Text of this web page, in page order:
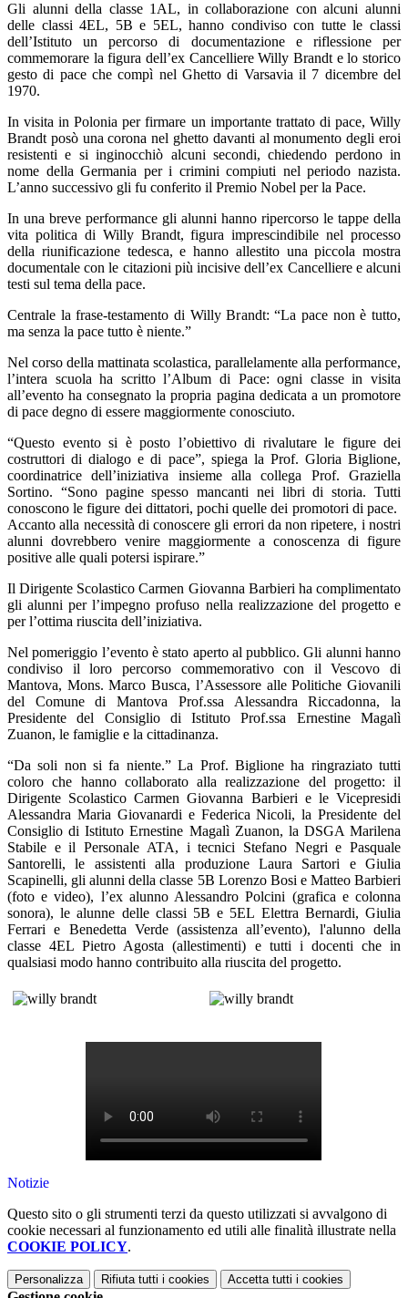
Gli alunni della classe 1AL, in collaborazione con alcuni alunni
delle classi 4EL, 5B e 5EL, hanno condiviso con tutte le classi
dell’Istituto un percorso di documentazione e riflessione per
commemorare la figura dell’ex Cancelliere Willy Brandt e lo storico
gesto di pace che compì nel Ghetto di Varsavia il 7 dicembre del
1970.
In visita in Polonia per firmare un importante trattato di pace, Willy
Brandt posò una corona nel ghetto davanti al monumento degli eroi
resistenti e si inginocchiò alcuni secondi, chiedendo perdono in
nome della Germania per i crimini compiuti nel periodo nazista.
L’anno successivo gli fu conferito il Premio Nobel per la Pace.
In una breve performance gli alunni hanno ripercorso le tappe della
vita politica di Willy Brandt, figura imprescindibile nel processo
della riunificazione tedesca, e hanno allestito una piccola mostra
documentale con le citazioni più incisive dell’ex Cancelliere e alcuni
testi sul tema della pace.
Centrale la frase-testamento di Willy Brandt: “La pace non è tutto,
ma senza la pace tutto è niente.”
Nel corso della mattinata scolastica, parallelamente alla performance,
l’intera scuola ha scritto l’Album di Pace: ogni classe in visita
all’evento ha consegnato la propria pagina dedicata a un promotore
di pace degno di essere maggiormente conosciuto.
“Questo evento si è posto l’obiettivo di rivalutare le figure dei
costruttori di dialogo e di pace”, spiega la Prof. Gloria Biglione,
coordinatrice dell’iniziativa insieme alla collega Prof. Graziella
Sortino. “Sono pagine spesso mancanti nei libri di storia. Tutti
conoscono le figure dei dittatori, pochi quelle dei promotori di pace.
Accanto alla necessità di conoscere gli errori da non ripetere, i nostri
alunni dovrebbero venire maggiormente a conoscenza di figure
positive alle quali potersi ispirare.”
Il Dirigente Scolastico Carmen Giovanna Barbieri ha complimentato
gli alunni per l’impegno profuso nella realizzazione del progetto e
per l’ottima riuscita dell’iniziativa.
Nel pomeriggio l’evento è stato aperto al pubblico. Gli alunni hanno
condiviso il loro percorso commemorativo con il Vescovo di
Mantova, Mons. Marco Busca, l’Assessore alle Politiche Giovanili
del Comune di Mantova Prof.ssa Alessandra Riccadonna, la
Presidente del Consiglio di Istituto Prof.ssa Ernestine Magalì
Zuanon, le famiglie e la cittadinanza.
“Da soli non si fa niente.” La Prof. Biglione ha ringraziato tutti
coloro che hanno collaborato alla realizzazione del progetto: il
Dirigente Scolastico Carmen Giovanna Barbieri e le Vicepresidi
Alessandra Maria Giovanardi e Federica Nicoli, la Presidente del
Consiglio di Istituto Ernestine Magalì Zuanon, la DSGA Marilena
Stabile e il Personale ATA, i tecnici Stefano Negri e Pasquale
Santorelli, le assistenti alla produzione Laura Sartori e Giulia
Scapinelli, gli alunni della classe 5B Lorenzo Bosi e Matteo Barbieri
(foto e video), l’ex alunno Alessandro Polcini (grafica e colonna
sonora), le alunne delle classi 5B e 5EL Elettra Bernardi, Giulia
Ferrari e Benedetta Verde (assistenza all’evento), l'alunno della
classe 4EL Pietro Agosta (allestimenti) e tutti i docenti che in
qualsiasi modo hanno contribuito alla riuscita del progetto.
Notizie
Questo sito o gli strumenti terzi da questo utilizzati si avvalgono di
cookie necessari al funzionamento ed utili alle finalità illustrate nella
COOKIE POLICY.
Personalizza Rifiuta tutti i cookies Accetta tutti i cookies